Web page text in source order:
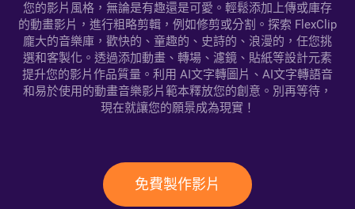
您的影片風格，無論是有趣還是可愛。輕鬆添加上傳或庫存
的動畫影片，進行粗略剪輯，例如修剪或分割。探索 FlexClip
龐大的音樂庫，歡快的、童趣的、史詩的、浪漫的，任您挑
選和客製化。透過添加動畫、轉場、濾鏡、貼紙等設計元素
提升您的影片作品質量。利用 AI文字轉圖片、AI文字轉語音
和易於使用的動畫音樂影片範本釋放您的創意。別再等待，
現在就讓您的願景成為現實！
免費製作影片